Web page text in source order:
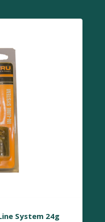
System 24g